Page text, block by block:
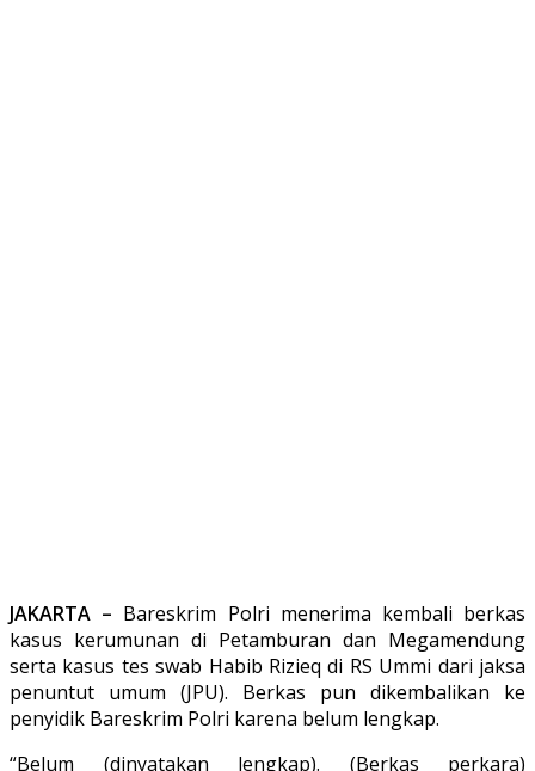
JAKARTA – Bareskrim Polri menerima kembali berkas
kasus kerumunan di Petamburan dan Megamendung
serta kasus tes swab Habib Rizieq di RS Ummi dari jaksa
penuntut umum (JPU). Berkas pun dikembalikan ke
penyidik Bareskrim Polri karena belum lengkap.
“Belum (dinyatakan lengkap). (Berkas perkara)